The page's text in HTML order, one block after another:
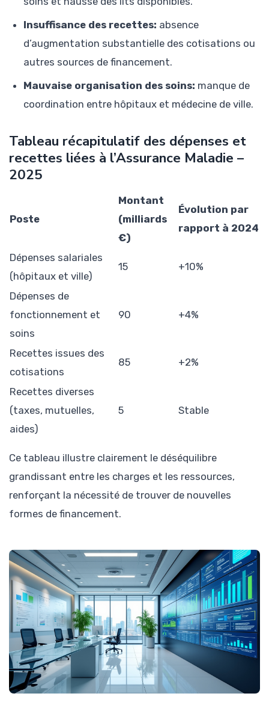
Insuffisance des recettes: absence
d’augmentation substantielle des cotisations ou
autres sources de financement.
Mauvaise organisation des soins: manque de
coordination entre hôpitaux et médecine de ville.
Tableau récapitulatif des dépenses et
recettes liées à l’Assurance Maladie –
2025
Poste
Montant
(milliards
€)
Évolution par
rapport à 2024
Dépenses salariales
(hôpitaux et ville)
15 +10%
Dépenses de
fonctionnement et
soins
90 +4%
Recettes issues des
cotisations
85 +2%
Recettes diverses
(taxes, mutuelles,
aides)
5 Stable
Ce tableau illustre clairement le déséquilibre
grandissant entre les charges et les ressources,
renforçant la nécessité de trouver de nouvelles
formes de financement.